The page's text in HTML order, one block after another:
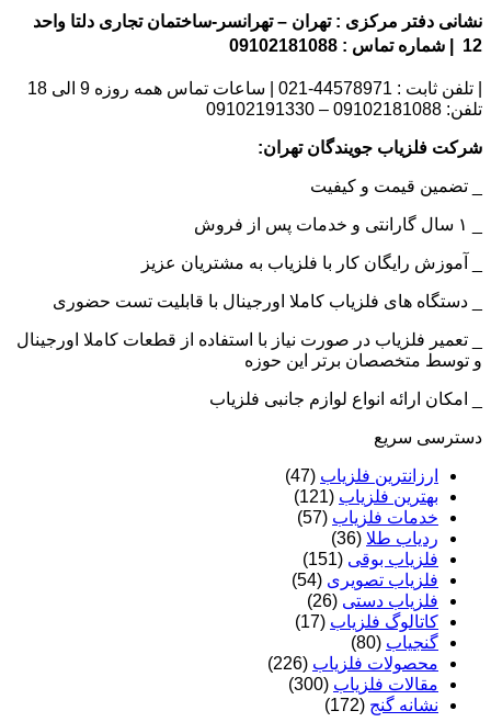
نشانی دفتر مرکزی : تهران – تهرانسر-ساختمان تجاری دلتا واحد
12 | شماره تماس : 09102181088
| تلفن ثابت : 44578971-021 | ساعات تماس همه روزه 9 الی 18
تلفن: 09102181088 – 09102191330
شرکت فلزیاب جویندگان تهران:
_ تضمین قیمت و کیفیت
_ آموزش رایگان کار با فلزیاب به مشتریان عزیز
_ دستگاه های فلزیاب کاملا اورجینال با قابلیت تست حضوری
_ تعمیر فلزیاب در صورت نیاز با استفاده از قطعات کاملا اورجینال
و توسط متخصصان برتر این حوزه
_ امکان ارائه انواع لوازم جانبی فلزیاب
دسترسی سریع
ارزانترین فلزیاب (47)
بهترین فلزیاب (121)
خدمات فلزیاب (57)
ردیاب طلا (36)
فلزیاب بوقی (151)
فلزیاب تصویری (54)
فلزیاب دستی (26)
کاتالوگ فلزیاب (17)
گنجیاب (80)
محصولات فلزیاب (226)
مقالات فلزیاب (300)
نشانه گنج (172)